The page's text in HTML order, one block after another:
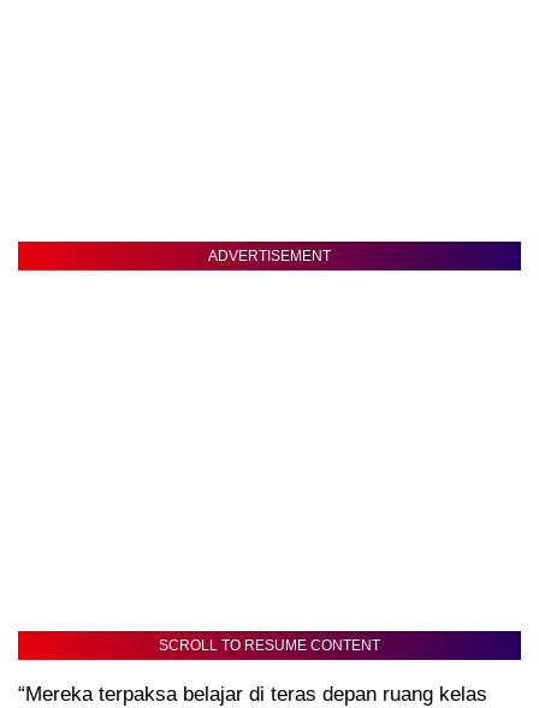
ADVERTISEMENT
SCROLL TO RESUME CONTENT
“Mereka terpaksa belajar di teras depan ruang kelas